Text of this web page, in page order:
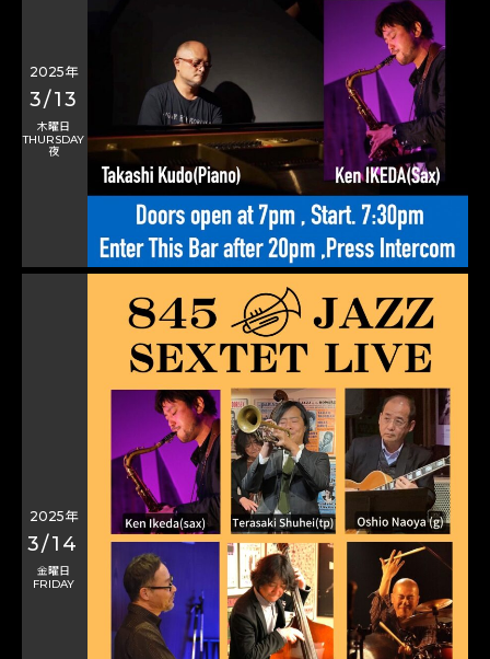
2025年
3/13
木曜日
THURSDAY
夜
2025年
3/14
金曜日
FRIDAY